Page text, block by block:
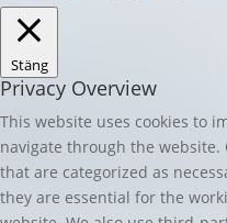
Stäng
Privacy Overview
This website uses cookies to
navigate through the website.
that are categorized as
they are essential for the